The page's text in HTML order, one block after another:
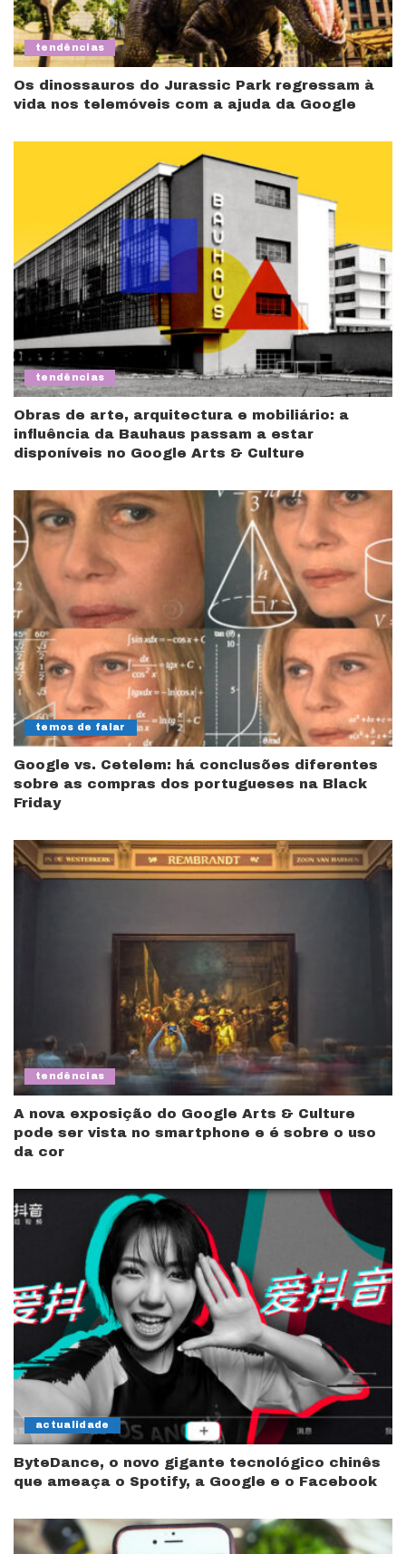
tendências
Os dinossauros do Jurassic Park regressam à
vida nos telemóveis com a ajuda da Google
tendências
Obras de arte, arquitectura e mobiliário: a
influência da Bauhaus passam a estar
disponíveis no Google Arts & Culture
temos de falar
Google vs. Cetelem: há conclusões diferentes
sobre as compras dos portugueses na Black
Friday
tendências
A nova exposição do Google Arts & Culture
pode ser vista no smartphone e é sobre o uso
da cor
actualidade
ByteDance, o novo gigante tecnológico chinês
que ameaça o Spotify, a Google e o Facebook